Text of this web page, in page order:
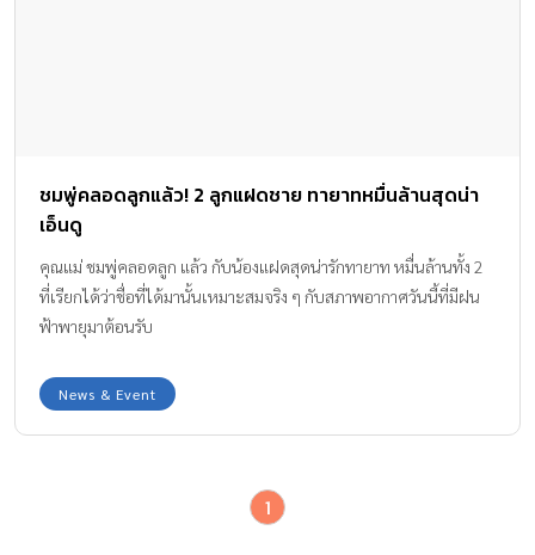
ชมพู่คลอดลูกแล้ว! 2 ลูกแฝดชาย ทายาทหมื่นล้านสุดน่า
เอ็นดู
คุณแม่ ชมพู่คลอดลูก แล้ว กับน้องแฝดสุดน่ารักทายาท หมื่นล้านทั้ง 2
ที่เรียกได้ว่าชื่อที่ได้มานั้นเหมาะสมจริง ๆ กับสภาพอากาศวันนี้ที่มีฝน
ฟ้าพายุมาต้อนรับ
News & Event
1